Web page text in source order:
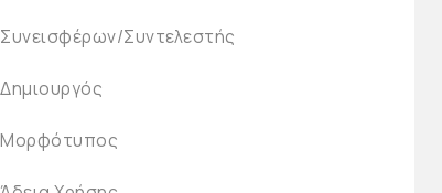
Συνεισφέρων/Συντελεστής
Δημιουργός
Μορφότυπος